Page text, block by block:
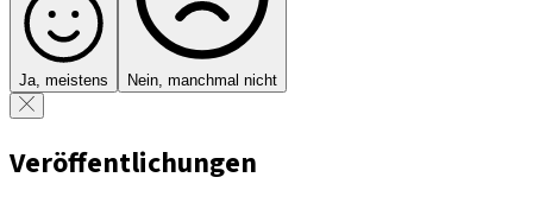
Ja, meistens Nein, manchmal nicht
Veröffentlichungen